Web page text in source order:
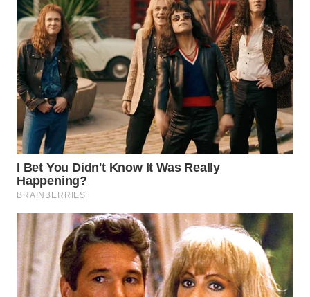
SOLO
WN
BOROBUDUR
WN
MADURA
WN
SURABAYA
NATUNA
WN
BINTAN